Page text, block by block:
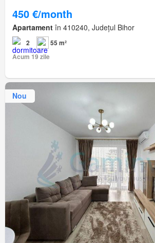
450 €/month
Apartament în 410240, Județul Bihor
2
55 m²
Acum 19 zile
Nou